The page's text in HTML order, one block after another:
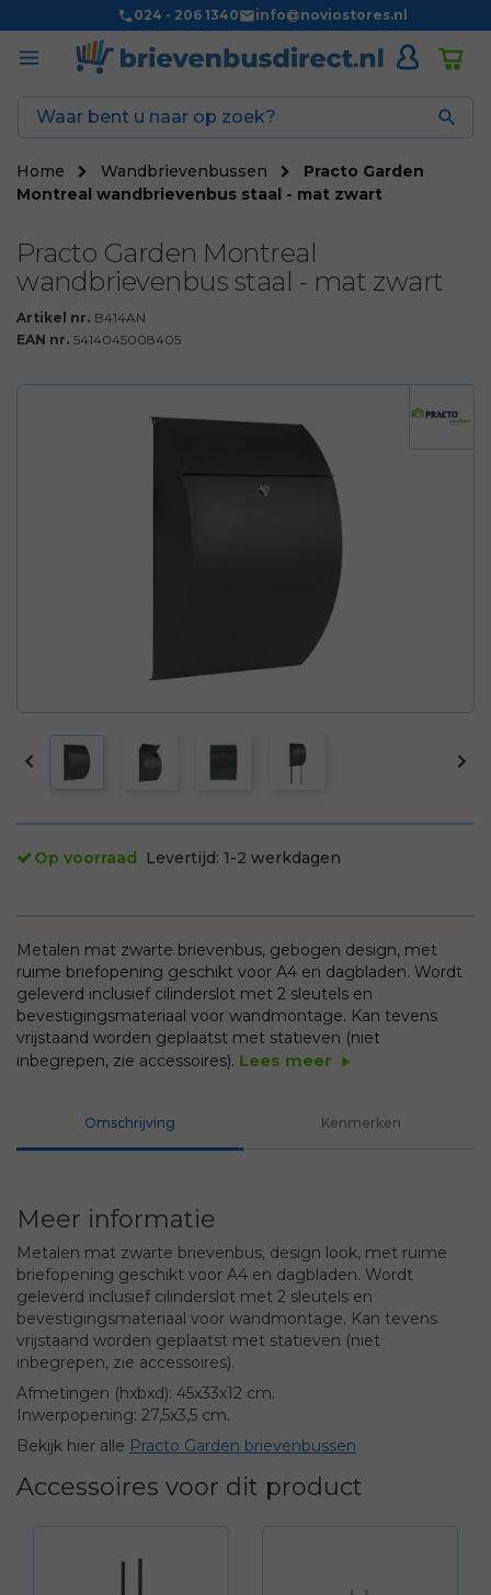
024 - 206 1340 info@noviostores.nl

Home Wandbrievenbussen
Practo Garden
Montreal wandbrievenbus staal - mat zwart
Practo Garden Montreal
wandbrievenbus staal - mat zwart
Artikel nr. B414AN
EAN nr. 5414045008405
 
Op voorraad Levertijd: 1-2 werkdagen
Metalen mat zwarte brievenbus, gebogen design, met
ruime briefopening geschikt voor A4 en dagbladen. Wordt
geleverd inclusief cilinderslot met 2 sleutels en
bevestigingsmateriaal voor wandmontage. Kan tevens
vrijstaand worden geplaatst met statieven (niet
inbegrepen, zie accessoires). Lees meer play_arrow
Omschrijving Kenmerken
Meer informatie
Metalen mat zwarte brievenbus, design look, met ruime
briefopening geschikt voor A4 en dagbladen. Wordt
geleverd inclusief cilinderslot met 2 sleutels en
bevestigingsmateriaal voor wandmontage. Kan tevens
vrijstaand worden geplaatst met statieven (niet
inbegrepen, zie accessoires).
Afmetingen (hxbxd): 45x33x12 cm.
Inwerpopening: 27,5x3,5 cm.
Bekijk hier alle Practo Garden brievenbussen
Accessoires voor dit product